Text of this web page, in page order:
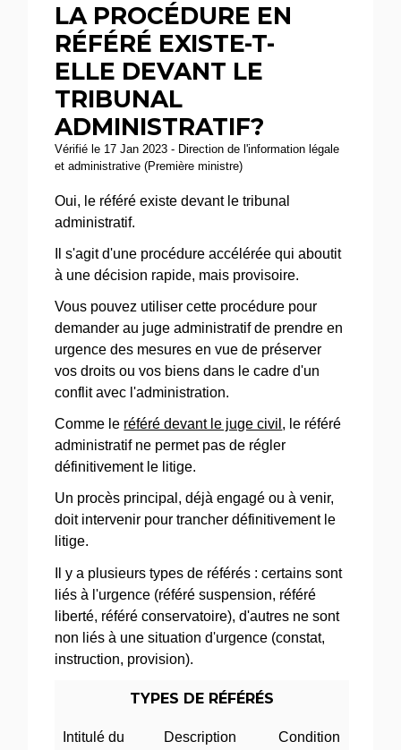
LA PROCÉDURE EN
RÉFÉRÉ EXISTE-T-
ELLE DEVANT LE
TRIBUNAL
ADMINISTRATIF?
Vérifié le 17 Jan 2023 - Direction de l'information légale
et administrative (Première ministre)
Oui, le référé existe devant le tribunal
administratif.
Il s'agit d'une procédure accélérée qui aboutit
à une décision rapide, mais provisoire.
Vous pouvez utiliser cette procédure pour
demander au juge administratif de prendre en
urgence des mesures en vue de préserver
vos droits ou vos biens dans le cadre d'un
conflit avec l'administration.
Comme le référé devant le juge civil , le référé
administratif ne permet pas de régler
définitivement le litige.
Un procès principal, déjà engagé ou à venir,
doit intervenir pour trancher définitivement le
litige.
Il y a plusieurs types de référés : certains sont
liés à l'urgence (référé suspension, référé
liberté, référé conservatoire), d'autres ne sont
non liés à une situation d'urgence (constat,
instruction, provision).
TYPES DE RÉFÉRÉS
Intitulé du
Description
Condition